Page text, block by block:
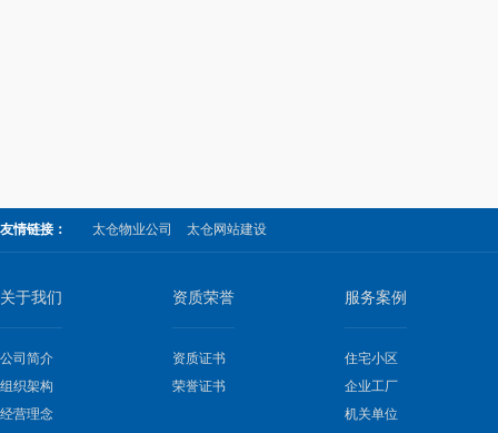
友情链接： 太仓物业公司 太仓网站建设
关于我们
公司简介
组织架构
经营理念
资质荣誉
资质证书
荣誉证书
服务案例
住宅小区
企业工厂
机关单位